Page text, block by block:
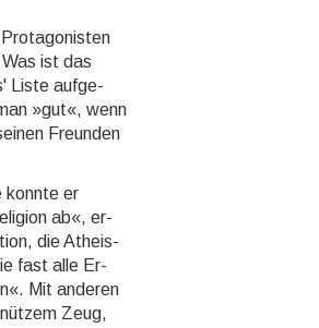
ist das
Liste auf­ge­
»gut«, wenn
Freun­den
konnte er
ab«, er­
die A­theis­
fast alle Er­
Mit an­de­ren
Zeug,